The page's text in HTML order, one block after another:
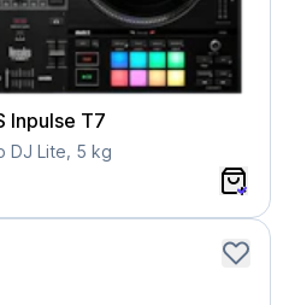
Inpulse T7
DJ Lite, 5 kg